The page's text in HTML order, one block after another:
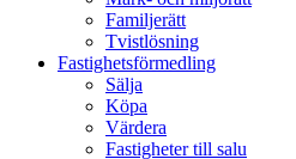
Familjerätt
Tvistlösning
Fastighetsförmedling
Sälja
Köpa
Värdera
Fastigheter till salu